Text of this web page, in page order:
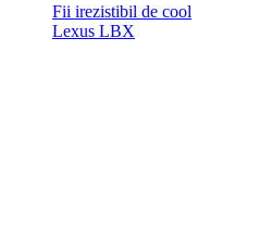
Fii irezistibil de cool
Lexus LBX